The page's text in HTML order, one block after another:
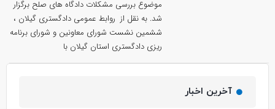
موضوع بررسی مشکلات دادگاه های صلح برگزار
شد. به نقل از روابط عمومی دادگستری گیلان ،
ششمین نشست شورای معاونین و شورای برنامه
ریزی دادگستری استان گیلان با
آخرین اخبار